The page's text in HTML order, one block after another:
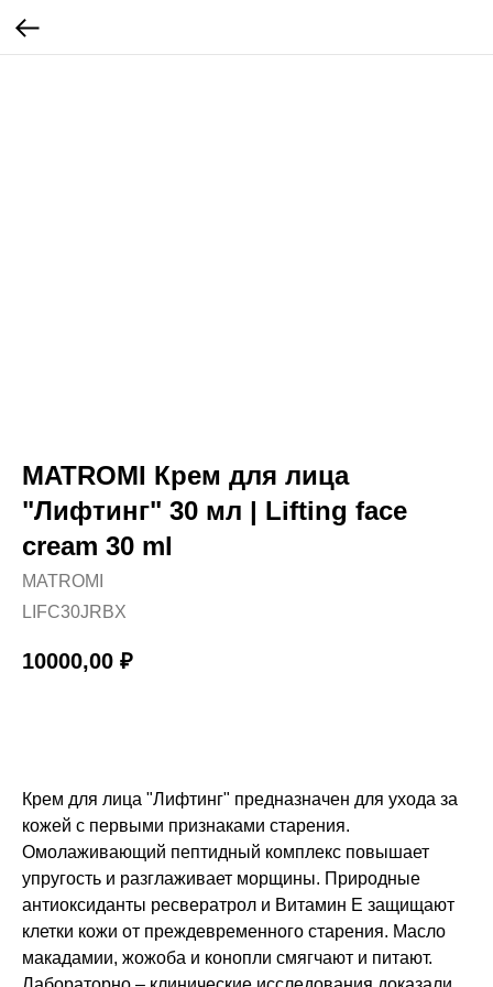
MATROMI Крем для лица
"Лифтинг" 30 мл | Lifting face
cream 30 ml
MATROMI
LIFC30JRBX
10000,00 ₽
Крем для лица "Лифтинг" предназначен для ухода за
кожей с первыми признаками старения.
Омолаживающий пептидный комплекс повышает
упругость и разглаживает морщины. Природные
антиоксиданты ресвератрол и Витамин Е защищают
клетки кожи от преждевременного старения. Масло
макадамии, жожоба и конопли смягчают и питают.